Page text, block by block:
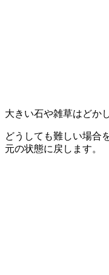
大きい石や雑草はどか
どうしても難しい場合
元の状態に戻します。